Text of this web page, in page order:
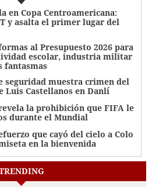
en Copa Centroamericana:
y asalta el primer lugar del
al Presupuesto 2026 para
escolar, industria militar
fantasmas
seguridad muestra crimen del
Luis Castellanos en Danlí
la prohibición que FIFA le
durante el Mundial
que cayó del cielo a Colo
en la bienvenida